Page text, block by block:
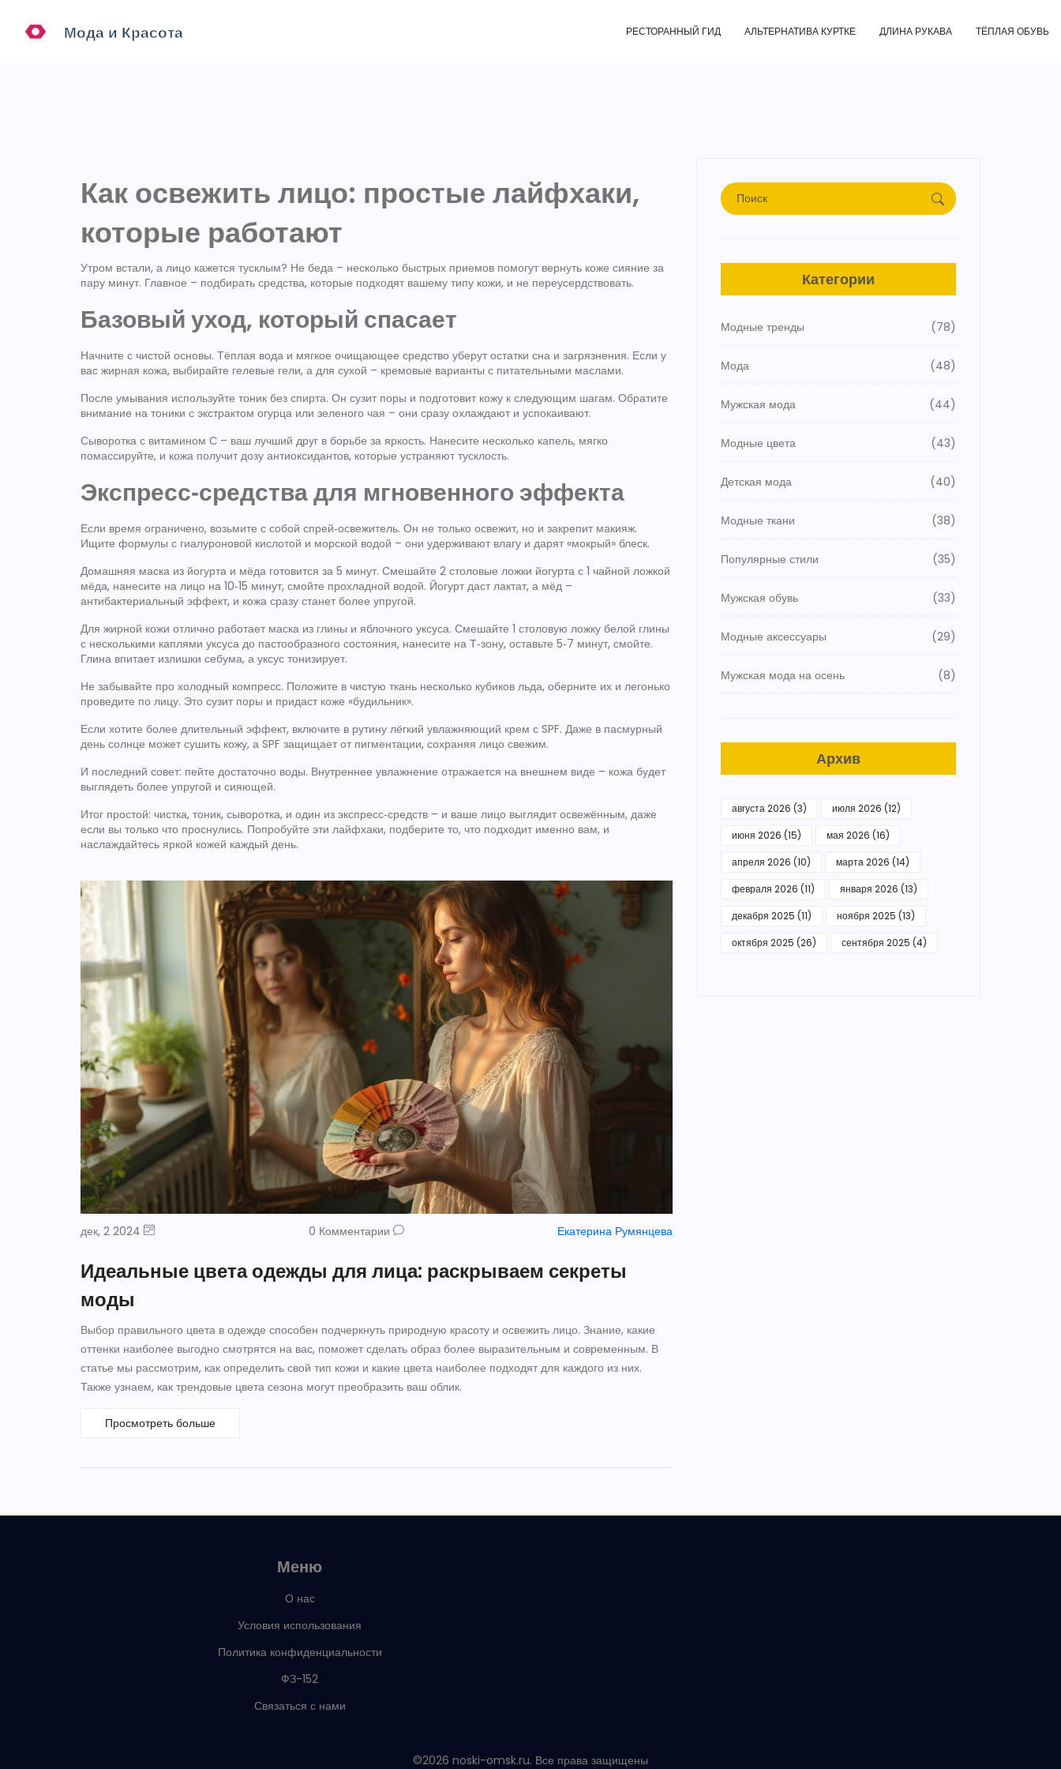
РЕСТОРАННЫЙ ГИД АЛЬТЕРНАТИВА КУРТКЕ ДЛИНА РУКАВА ТЁПЛАЯ ОБУВЬ
Как освежить лицо: простые лайфхаки,
которые работают
Утром встали, а лицо кажется тусклым? Не беда – несколько быстрых приемов помогут вернуть коже сияние за
пару минут. Главное – подбирать средства, которые подходят вашему типу кожи, и не переусердствовать.
Базовый уход, который спасает
Начните с чистой основы. Тёплая вода и мягкое очищающее средство уберут остатки сна и загрязнения. Если у
вас жирная кожа, выбирайте гелевые гели, а для сухой – кремовые варианты с питательными маслами.
После умывания используйте тоник без спирта. Он сузит поры и подготовит кожу к следующим шагам. Обратите
внимание на тоники с экстрактом огурца или зеленого чая – они сразу охлаждают и успокаивают.
Сыворотка с витамином С – ваш лучший друг в борьбе за яркость. Нанесите несколько капель, мягко
помассируйте, и кожа получит дозу антиоксидантов, которые устраняют тусклость.
Экспресс‑средства для мгновенного эффекта
Если время ограничено, возьмите с собой спрей‑освежитель. Он не только освежит, но и закрепит макияж.
Ищите формулы с гиалуроновой кислотой и морской водой – они удерживают влагу и дарят «мокрый» блеск.
Домашняя маска из йогурта и мёда готовится за 5 минут. Смешайте 2 столовые ложки йогурта с 1 чайной ложкой
мёда, нанесите на лицо на 10‑15 минут, смойте прохладной водой. Йогурт даст лактат, а мёд –
антибактериальный эффект, и кожа сразу станет более упругой.
Для жирной кожи отлично работает маска из глины и яблочного уксуса. Смешайте 1 столовую ложку белой глины
с несколькими каплями уксуса до пастообразного состояния, нанесите на Т‑зону, оставьте 5‑7 минут, смойте.
Глина впитает излишки себума, а уксус тонизирует.
Не забывайте про холодный компресс. Положите в чистую ткань несколько кубиков льда, оберните их и легонько
проведите по лицу. Это сузит поры и придаст коже «будильник».
Если хотите более длительный эффект, включите в рутину лёгкий увлажняющий крем с SPF. Даже в пасмурный
день солнце может сушить кожу, а SPF защищает от пигментации, сохраняя лицо свежим.
И последний совет: пейте достаточно воды. Внутреннее увлажнение отражается на внешнем виде – кожа будет
выглядеть более упругой и сияющей.
Итог простой: чистка, тоник, сыворотка, и один из экспресс‑средств – и ваше лицо выглядит освежённым, даже
если вы только что проснулись. Попробуйте эти лайфхаки, подберите то, что подходит именно вам, и
наслаждайтесь яркой кожей каждый день.
дек, 2 2024 0 Комментарии Екатерина Румянцева
Идеальные цвета одежды для лица: раскрываем секреты
моды
Выбор правильного цвета в одежде способен подчеркнуть природную красоту и освежить лицо. Знание, какие
оттенки наиболее выгодно смотрятся на вас, поможет сделать образ более выразительным и современным. В
статье мы рассмотрим, как определить свой тип кожи и какие цвета наиболее подходят для каждого из них.
Также узнаем, как трендовые цвета сезона могут преобразить ваш облик.
Просмотреть больше
Категории
Модные тренды (78)
Мода (48)
Мужская мода (44)
Модные цвета (43)
Детская мода (40)
Модные ткани (38)
Популярные стили (35)
Мужская обувь (33)
Модные аксессуары (29)
Мужская мода на осень (8)
Архив
августа 2026 (3) июля 2026 (12)
июня 2026 (15) мая 2026 (16)
апреля 2026 (10) марта 2026 (14)
февраля 2026 (11) января 2026 (13)
декабря 2025 (11) ноября 2025 (13)
октября 2025 (26) сентября 2025 (4)
Меню
О нас
Условия использования
Политика конфиденциальности
ФЗ-152
Связаться с нами
©2026 noski-omsk.ru. Все права защищены